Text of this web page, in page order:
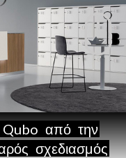
Qubo από την
σχεδιασμός